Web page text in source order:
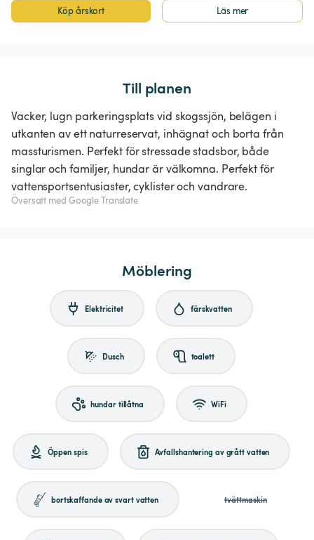
Köp årskort Läs mer
Till planen
Vacker, lugn parkeringsplats vid skogssjön, belägen i
utkanten av ett naturreservat, inhägnat och borta från
massturismen. Perfekt för stressade stadsbor, både
singlar och familjer, hundar är välkomna. Perfekt för
vattensportsentusiaster, cyklister och vandrare.
Översatt med Google Translate
Möblering
Elektricitet färskvatten
Dusch toalett
hundar tillåtna WiFi
Öppen spis Avfallshantering av grått vatten
bortskaffande av svart vatten tvättmaskin